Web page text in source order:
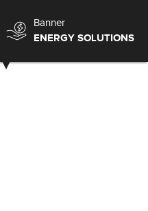
Banner
ENERGY SOLUTIONS